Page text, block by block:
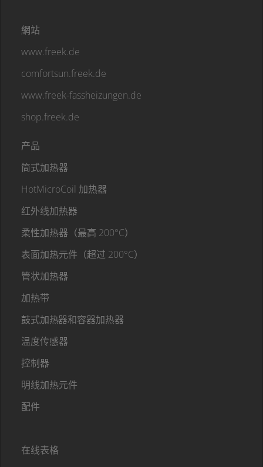
網站
www.freek.de
comfortsun.freek.de
www.freek-fassheizungen.de
shop.freek.de
产品
筒式加热器
HotMicroCoil 加热器
红外线加热器
柔性加热器（最高 200°C）
表面加热元件（超过 200°C）
管状加热器
加热带
鼓式加热器和容器加热器
温度传感器
控制器
明线加热元件
配件
在线表格